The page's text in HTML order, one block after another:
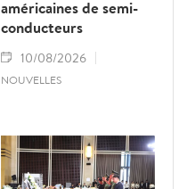
américaines de semi-
conducteurs
10/08/2026
NOUVELLES